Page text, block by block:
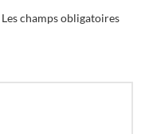
Les champs obligatoires